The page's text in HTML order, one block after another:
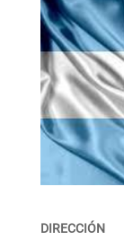
DIRECCIÓN